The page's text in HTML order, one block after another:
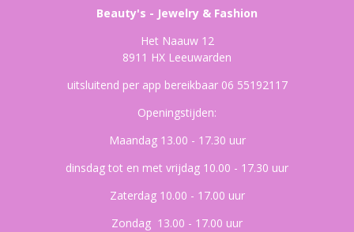
Beauty's - Jewelry & Fashion
Het Naauw 12
8911 HX Leeuwarden
uitsluitend per app bereikbaar 06 55192117
Openingstijden:
Maandag 13.00 - 17.30 uur
dinsdag tot en met vrijdag 10.00 - 17.30 uur
Zaterdag 10.00 - 17.00 uur
Zondag 13.00 - 17.00 uur